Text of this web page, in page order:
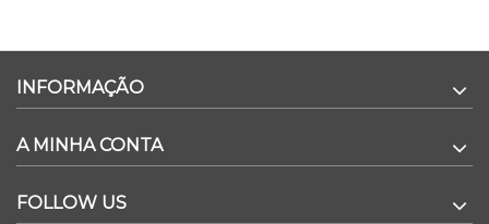
INFORMAÇÃO
A MINHA CONTA
FOLLOW US